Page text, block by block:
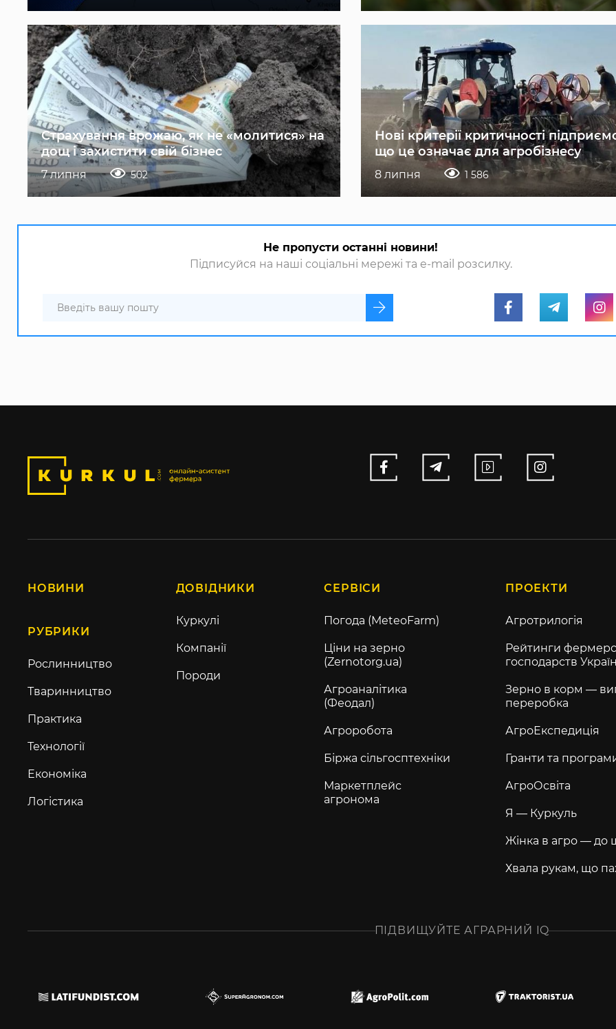
Страхування врожаю, як не «молитися» на
дощ і захистити свій бізнес
7 липня 502
Нові критерії критичності
що це означає для агробізнесу
8 липня 1 586
Не пропусти останні новини!
Підписуйся на наші соціальні мережі та e-mail розсилку.
НОВИНИ
РУБРИКИ
Рослинництво
Тваринництво
Практика
Технології
Економіка
Логістика
ДОВІДНИКИ
Куркулі
Компанії
Породи
СЕРВІСИ
Погода (MeteoFarm)
Ціни на зерно
(Zernotorg.ua)
Агроаналітика
(Феодал)
Агроробота
Біржа сільгосптехніки
Маркетплейс
агронома
ПРОЕКТИ
Агротрилогія
Рейтинги
господарств
Зерно в корм —
переробка
АгроЕкспедиція
Гранти та
АгроОсвіта
Я — Куркуль
Жінка в агро — до
Хвала рукам, що
ПІДВИЩУЙТЕ АГРАРНИЙ IQ